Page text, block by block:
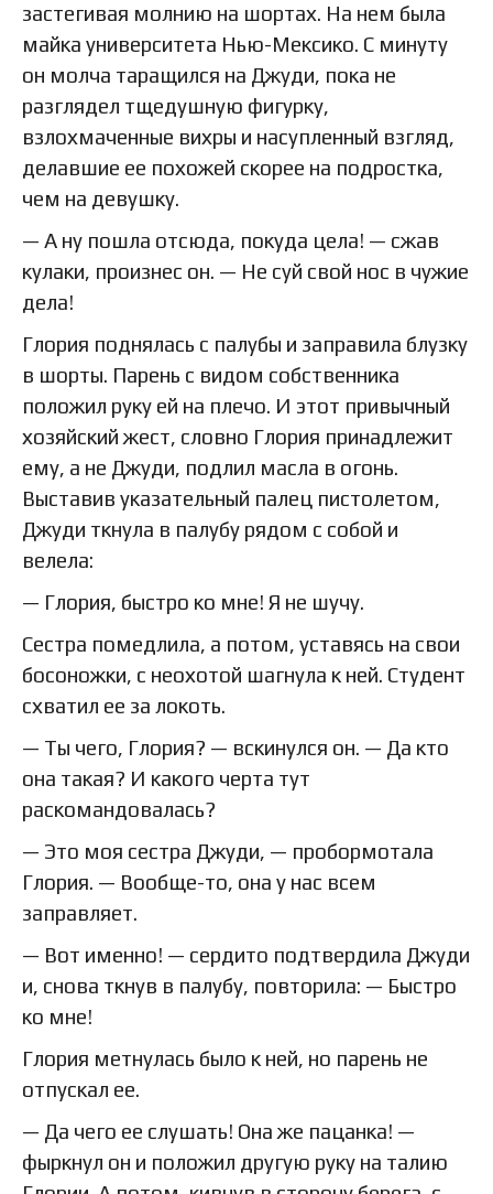
застегивая молнию на шортах. На нем была
майка университета Нью-Мексико. С минуту
он молча таращился на Джуди, пока не
разглядел тщедушную фигурку,
взлохмаченные вихры и насупленный взгляд,
делавшие ее похожей скорее на подростка,
чем на девушку.
— А ну пошла отсюда, покуда цела! — сжав
кулаки, произнес он. — Не суй свой нос в чужие
дела!
Глория поднялась с палубы и заправила блузку
в шорты. Парень с видом собственника
положил руку ей на плечо. И этот привычный
хозяйский жест, словно Глория принадлежит
ему, а не Джуди, подлил масла в огонь.
Выставив указательный палец пистолетом,
Джуди ткнула в палубу рядом с собой и
велела:
— Глория, быстро ко мне! Я не шучу.
Сестра помедлила, а потом, уставясь на свои
босоножки, с неохотой шагнула к ней. Студент
схватил ее за локоть.
— Ты чего, Глория? — вскинулся он. — Да кто
она такая? И какого черта тут
раскомандовалась?
— Это моя сестра Джуди, — пробормотала
Глория. — Вообще-то, она у нас всем
заправляет.
— Вот именно! — сердито подтвердила Джуди
и, снова ткнув в палубу, повторила: — Быстро
ко мне!
Глория метнулась было к ней, но парень не
отпускал ее.
— Да чего ее слушать! Она же пацанка! —
фыркнул он и положил другую руку на талию